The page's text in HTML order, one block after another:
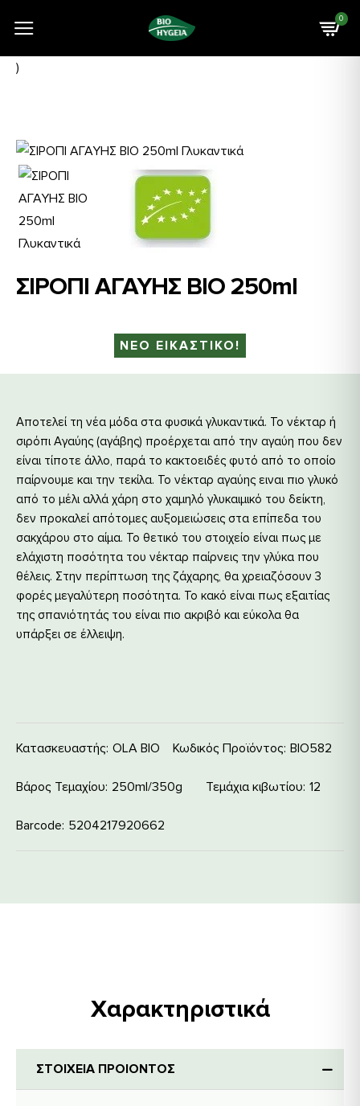
0
)
ΣΙΡΟΠΙ ΑΓΑΥΗΣ ΒΙΟ 250ml
ΝΕΟ ΕΙΚΑΣΤΙΚΟ!
Κατασκευαστής: OLA BIO Κωδικός Προϊόντος: ΒΙΟ582
Βάρος Τεμαχίου 250ml/350g Τεμάχια κιβωτίου 12
Barcode 5204217920662
Αποτελεί τη νέα μόδα στα φυσικά γλυκαντικά. Το νέκταρ ή
σιρόπι Αγαύης (αγάβης) προέρχεται από την αγαύη που δεν
είναι τίποτε άλλο, παρά το κακτοειδές φυτό από το οποίο
παίρνουμε και την τεκίλα. Το νέκταρ αγαύης ειναι πιο γλυκό
από το μέλι αλλά χάρη στο χαμηλό γλυκαιμικό του δείκτη,
δεν προκαλεί απότομες αυξομειώσεις στα επίπεδα του
σακχάρου στο αίμα. Το θετικό του στοιχείο είναι πως με
ελάχιστη ποσότητα του νέκταρ παίρνεις την γλύκα που
θέλεις. Στην περίπτωση της ζάχαρης, θα χρειαζόσουν 3
φορές μεγαλύτερη ποσότητα. Το κακό είναι πως εξαιτίας
της σπανιότητάς του είναι πιο ακριβό και εύκολα θα
υπάρξει σε έλλειψη.
Χαρακτηριστικά
ΣΤΟΙΧΕΙΑ ΠΡΟΙΟΝΤΟΣ